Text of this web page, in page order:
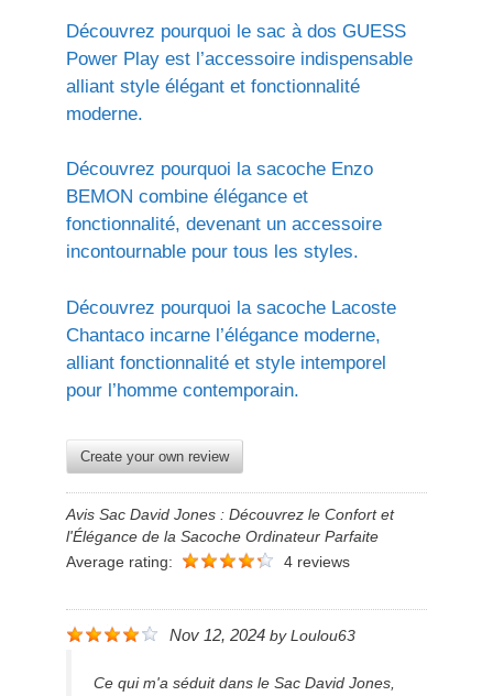
Découvrez pourquoi le sac à dos GUESS
Power Play est l’accessoire indispensable
alliant style élégant et fonctionnalité
moderne.
Découvrez pourquoi la sacoche Enzo
BEMON combine élégance et
fonctionnalité, devenant un accessoire
incontournable pour tous les styles.
Découvrez pourquoi la sacoche Lacoste
Chantaco incarne l’élégance moderne,
alliant fonctionnalité et style intemporel
pour l’homme contemporain.
Create your own review
Avis Sac David Jones : Découvrez le Confort et
l'Élégance de la Sacoche Ordinateur Parfaite
Average rating:
4 reviews
Nov 12, 2024 by Loulou63
Ce qui m'a séduit dans le Sac David Jones,